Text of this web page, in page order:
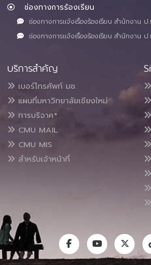
ช่องทางการร้องเรียน
ช่องทางการแจ้งเรื่องร้องเรียน สำนักงาน ป
ช่องทางการแจ้งเรื่องร้องเรียน สำนักงาน ป
บริการสำคัญ
เบอร์โทรศัพท์ มช.
แผนที่มหาวิทยาลัยเชียงใหม่
การบริจาค*
CMU MAIL
CMU MIS
สำหรับเจ้าหน้าที่